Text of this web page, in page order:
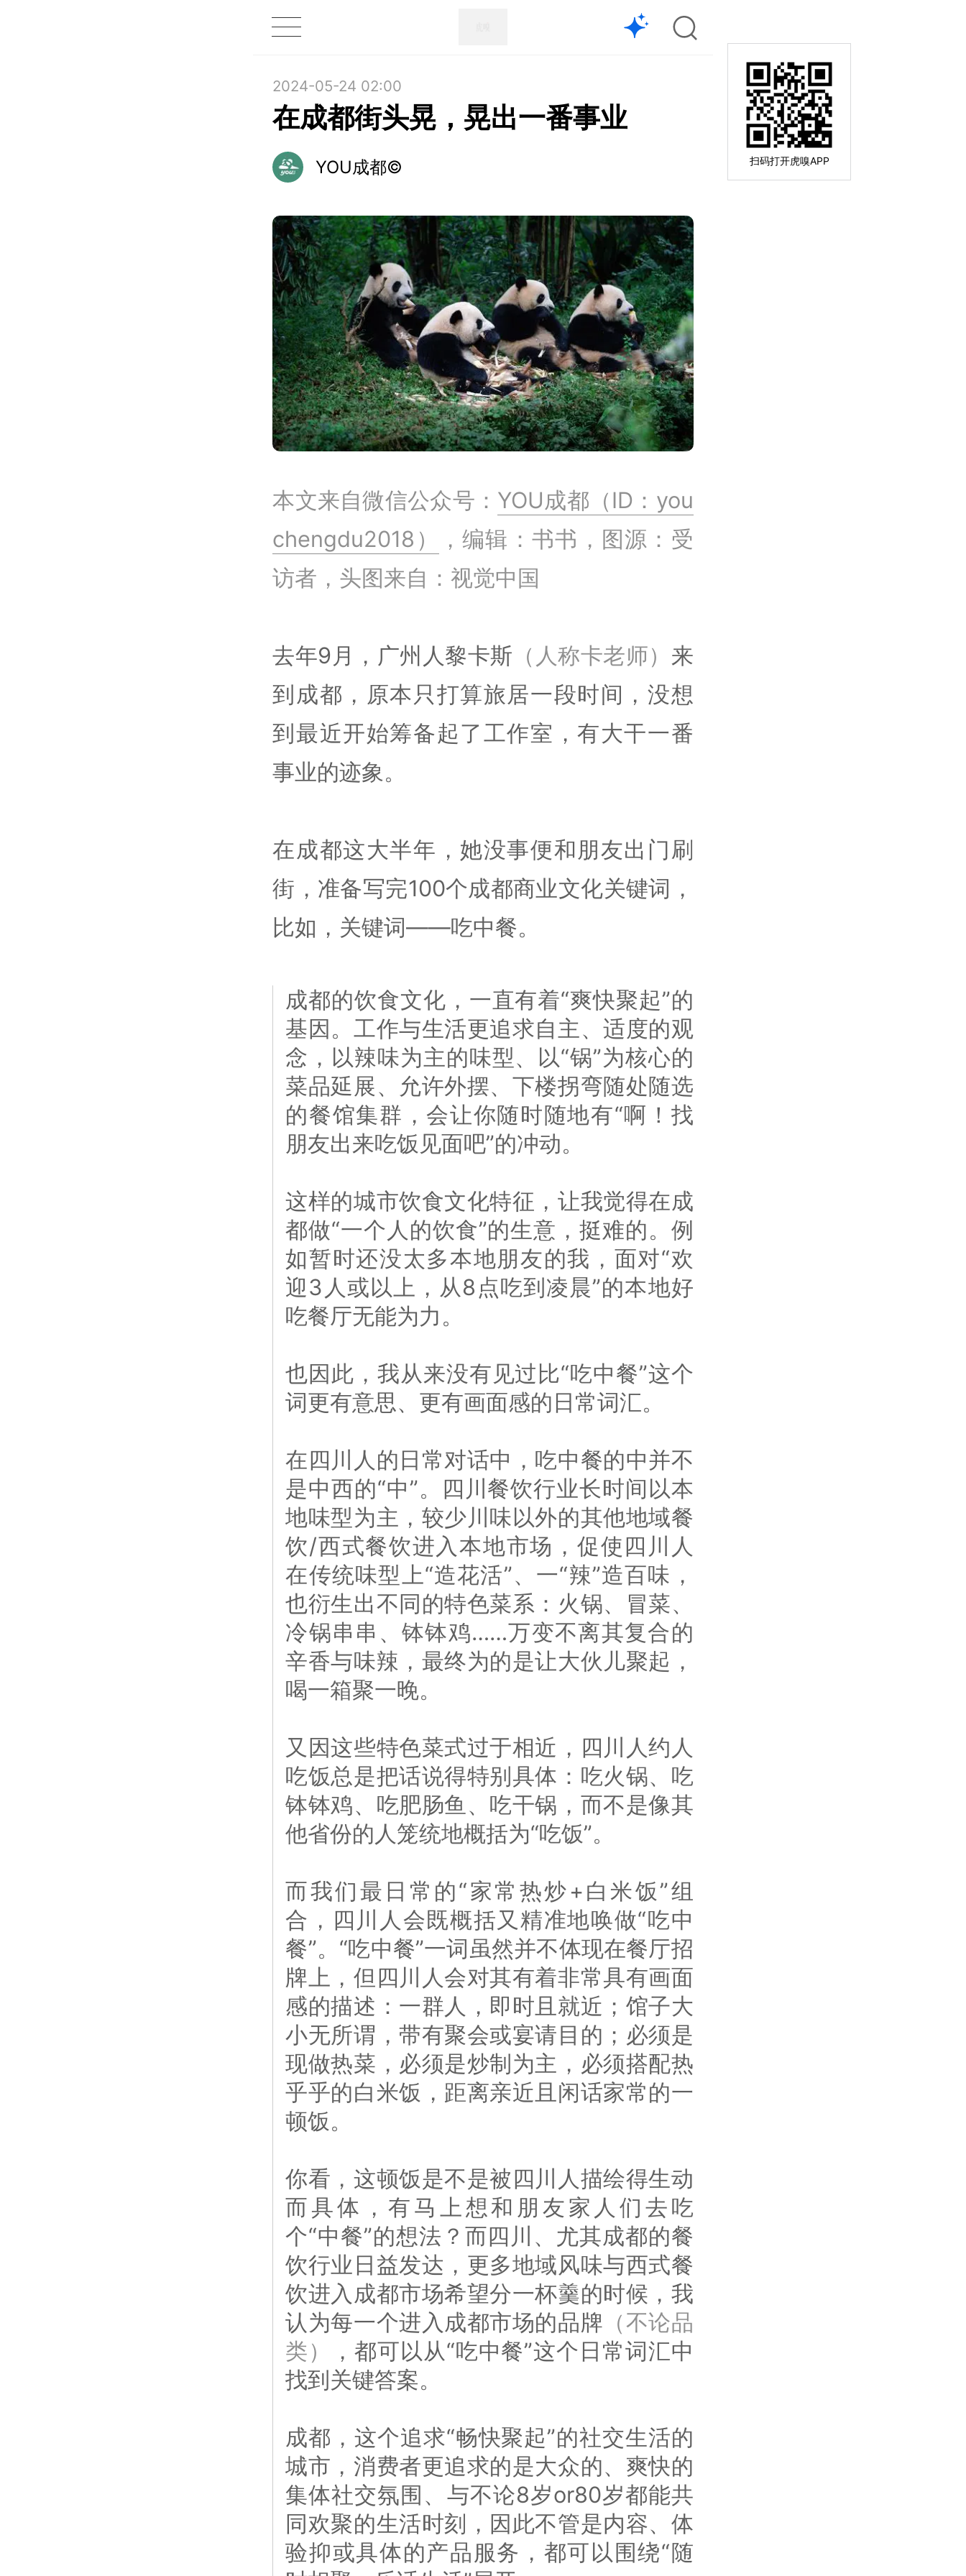
扫码打开虎嗅APP
2024-05-24 02:00
在成都街头晃，晃出一番事业
YOU成都©
本文来自微信公众号： YOU成都（ID：you
chengdu2018）
，编辑：书书，图源：受
访者，头图来自：视觉中国
去年9月，广州人黎卡斯 （人称卡老师） 来
到成都，原本只打算旅居一段时间，没想
到最近开始筹备起了工作室，有大干一番
事业的迹象。
在成都这大半年，她没事便和朋友出门刷
街，准备写完100个成都商业文化关键词，
比如，关键词——吃中餐。
成都的饮食文化，一直有着“爽快聚起”的
基因。工作与生活更追求自主、适度的观
念，以辣味为主的味型、以“锅”为核心的
菜品延展、允许外摆、下楼拐弯随处随选
的餐馆集群，会让你随时随地有“啊！找
朋友出来吃饭见面吧”的冲动。
这样的城市饮食文化特征，让我觉得在成
都做“一个人的饮食”的生意，挺难的。例
如暂时还没太多本地朋友的我，面对“欢
迎3人或以上，从8点吃到凌晨”的本地好
吃餐厅无能为力。
也因此，我从来没有见过比“吃中餐”这个
词更有意思、更有画面感的日常词汇。
在四川人的日常对话中，吃中餐的中并不
是中西的“中”。四川餐饮行业长时间以本
地味型为主，较少川味以外的其他地域餐
饮/西式餐饮进入本地市场，促使四川人
在传统味型上“造花活”、一“辣”造百味，
也衍生出不同的特色菜系：火锅、冒菜、
冷锅串串、钵钵鸡……万变不离其复合的
辛香与味辣，最终为的是让大伙儿聚起，
喝一箱聚一晚。
又因这些特色菜式过于相近，四川人约人
吃饭总是把话说得特别具体：吃火锅、吃
钵钵鸡、吃肥肠鱼、吃干锅，而不是像其
他省份的人笼统地概括为“吃饭”。
而我们最日常的“家常热炒+白米饭”组
合，四川人会既概括又精准地唤做“吃中
餐”。“吃中餐”一词虽然并不体现在餐厅招
牌上，但四川人会对其有着非常具有画面
感的描述：一群人，即时且就近；馆子大
小无所谓，带有聚会或宴请目的；必须是
现做热菜，必须是炒制为主，必须搭配热
乎乎的白米饭，距离亲近且闲话家常的一
顿饭。
你看，这顿饭是不是被四川人描绘得生动
而具体，有马上想和朋友家人们去吃
个“中餐”的想法？而四川、尤其成都的餐
饮行业日益发达，更多地域风味与西式餐
饮进入成都市场希望分一杯羹的时候，我
认为每一个进入成都市场的品牌 （不论品
类）
，都可以从“吃中餐”这个日常词汇中
找到关键答案。
成都，这个追求“畅快聚起”的社交生活的
城市，消费者更追求的是大众的、爽快的
集体社交氛围、与不论8岁or80岁都能共
同欢聚的生活时刻，因此不管是内容、体
验抑或具体的产品服务，都可以围绕“随